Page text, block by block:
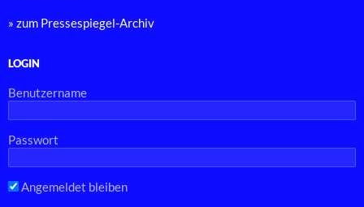
» zum Pressespiegel-Archiv
LOGIN
Benutzername
Passwort
Angemeldet bleiben